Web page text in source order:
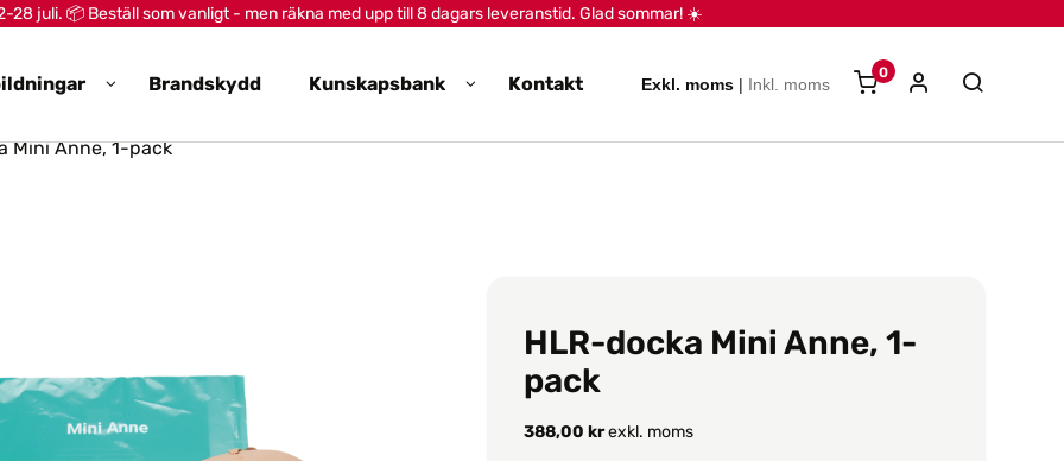
28 juli. 📦 Beställ som vanligt - men räkna med upp till 8 dagars leveranstid. Glad sommar! ☀️
Brandskydd Kunskapsbank Kontakt Exkl. moms | Inkl. moms
0
Mini Anne, 1-pack
HLR-docka Mini Anne, 1-
pack
388,00 krexkl. moms